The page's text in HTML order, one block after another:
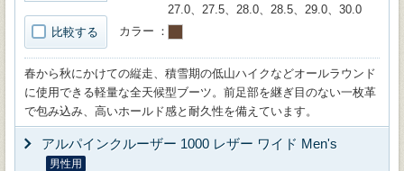
比較する
27.0、27.5、28.0、28.5、29.0、30.0
カラー
春から秋にかけての縦走、積雪期の低山ハイクなどオールラウンド
に使用できる軽量な全天候型ブーツ。前足部を継ぎ目のない一枚革
で包み込み、高いホールド感と耐久性を備えています。
アルパインクルーザー 1000 レザー ワイド Men's
男性用